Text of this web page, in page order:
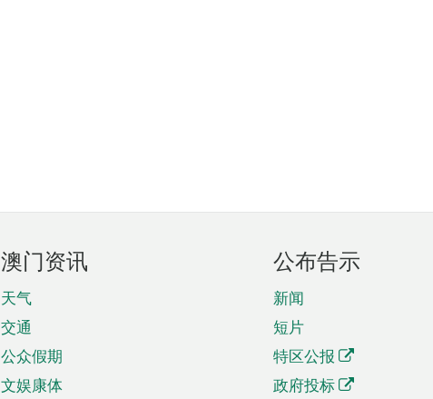
澳门资讯
天气
交通
公众假期
文娱康体
公布告示
新闻
短片
特区公报
政府投标